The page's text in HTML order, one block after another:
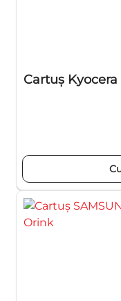
Cartuş Kyocera